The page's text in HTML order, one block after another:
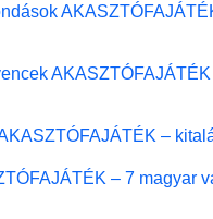
–
– 7 magyar